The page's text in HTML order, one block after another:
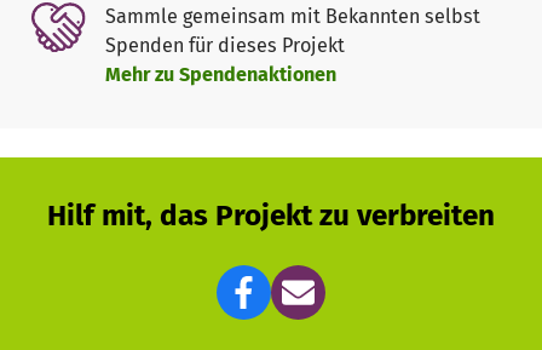
Alle Infos unter:
www.chwev.de/weihnachtsaktion
Sammle gemeinsam mit Bekannten selbst
Spenden für dieses Projekt
Mehr zu Spendenaktionen
Hilf mit, das Projekt zu verbreiten